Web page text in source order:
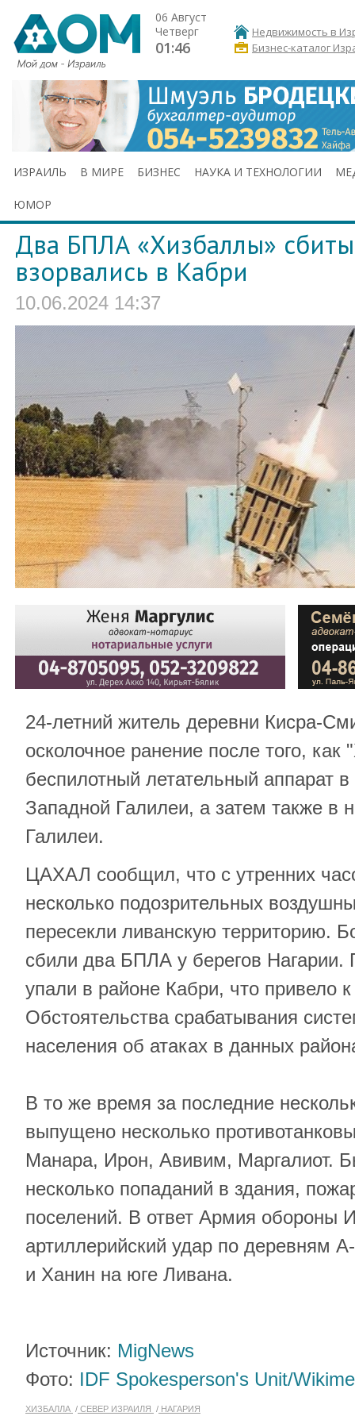
06 Август
Четверг
01:46
Недвижимость в
Бизнес-каталог
ИЗРАИЛЬ В МИРЕ БИЗНЕС НАУКА И ТЕХНОЛОГИИ
ЮМОР
Два БПЛА «Хизбаллы»
взорвались в Кабри
10.06.2024 14:37
24-летний житель деревни Кисра-
осколочное ранение после того, как
беспилотный летательный аппарат
Западной Галилеи, а затем также в
Галилеи.
ЦАХАЛ сообщил, что с утренних
несколько подозрительных
пересекли ливанскую территорию.
сбили два БПЛА у берегов
упали в районе Кабри, что привело
Обстоятельства срабатывания
населения об атаках в данных
В то же время за последние
выпущено несколько
Манара, Ирон, Авивим, Маргалиот.
несколько попаданий в здания,
поселений. В ответ Армия обороны
артиллерийский удар по деревням
и Ханин на юге Ливана.
Источник: MigNews
Фото: IDF Spokesperson's Unit/
ХИЗБАЛЛА СЕВЕР ИЗРАИЛЯ НАГАРИЯ